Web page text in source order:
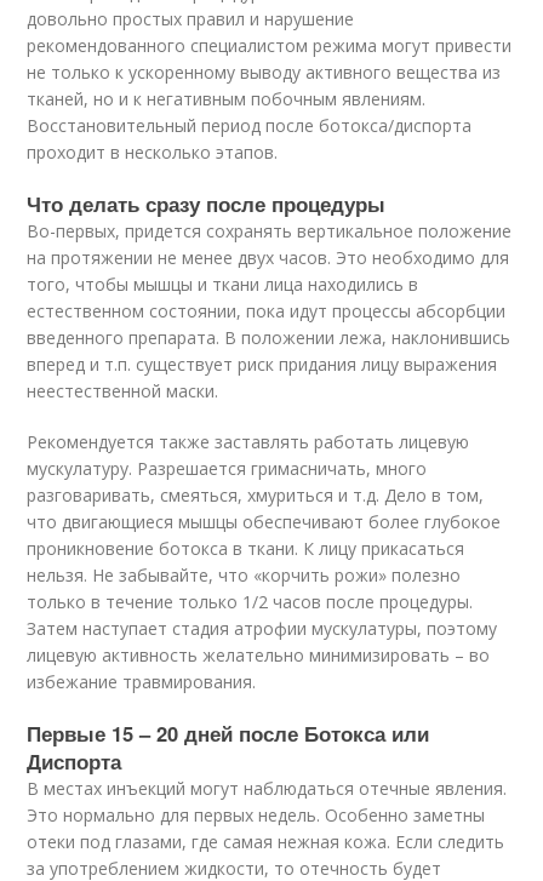
довольно простых правил и нарушение
рекомендованного специалистом режима могут привести
не только к ускоренному выводу активного вещества из
тканей, но и к негативным побочным явлениям.
Восстановительный период после ботокса/диспорта
проходит в несколько этапов.
Что делать сразу после процедуры
Во-первых, придется сохранять вертикальное положение
на протяжении не менее двух часов. Это необходимо для
того, чтобы мышцы и ткани лица находились в
естественном состоянии, пока идут процессы абсорбции
введенного препарата. В положении лежа, наклонившись
вперед и т.п. существует риск придания лицу выражения
неестественной маски.
Рекомендуется также заставлять работать лицевую
мускулатуру. Разрешается гримасничать, много
разговаривать, смеяться, хмуриться и т.д. Дело в том,
что двигающиеся мышцы обеспечивают более глубокое
проникновение ботокса в ткани. К лицу прикасаться
нельзя. Не забывайте, что «корчить рожи» полезно
только в течение только 1/2 часов после процедуры.
Затем наступает стадия атрофии мускулатуры, поэтому
лицевую активность желательно минимизировать – во
избежание травмирования.
Первые 15 – 20 дней после Ботокса или
Диспорта
В местах инъекций могут наблюдаться отечные явления.
Это нормально для первых недель. Особенно заметны
отеки под глазами, где самая нежная кожа. Если следить
за употреблением жидкости, то отечность будет